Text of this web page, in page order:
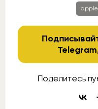
apple
Telegram
Поделитесь